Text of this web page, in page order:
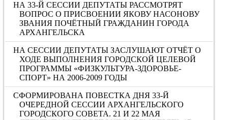
НА 33-Й СЕССИИ ДЕПУТАТЫ РАССМОТРЯТ
ВОПРОС О ПРИСВОЕНИИ ЯКОВУ НАСОНОВУ
ЗВАНИЯ ПОЧЁТНЫЙ ГРАЖДАНИН ГОРОДА
АРХАНГЕЛЬСКА
НА СЕССИИ ДЕПУТАТЫ ЗАСЛУШАЮТ ОТЧЁТ О
ХОДЕ ВЫПОЛНЕНИЯ ГОРОДСКОЙ ЦЕЛЕВОЙ
ПРОГРАММЫ «ФИЗКУЛЬТУРА-ЗДОРОВЬЕ-
СПОРТ» НА 2006-2009 ГОДЫ
СФОРМИРОВАНА ПОВЕСТКА ДНЯ 33-Й
ОЧЕРЕДНОЙ СЕССИИ АРХАНГЕЛЬСКОГО
ГОРОДСКОГО СОВЕТА. 21 И 22 МАЯ